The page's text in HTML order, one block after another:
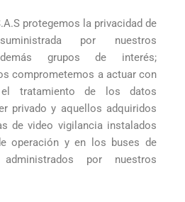
protegemos la privacidad de
por nuestros
grupos de interés;
comprometemos a actuar con
el tratamiento de los datos
privado y aquellos adquiridos
de video vigilancia instalados
operación y en los buses de
por nuestros